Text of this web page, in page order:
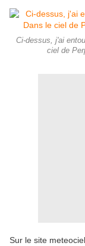
Ci-dessus, j'ai
ciel de
Sur le site